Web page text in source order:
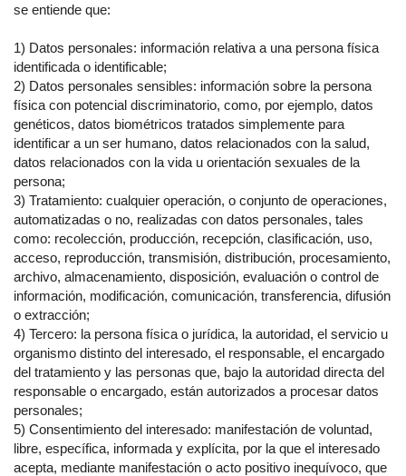
se entiende que:
1) Datos personales: información relativa a una persona física
identificada o identificable;
2) Datos personales sensibles: información sobre la persona
física con potencial discriminatorio, como, por ejemplo, datos
genéticos, datos biométricos tratados simplemente para
identificar a un ser humano, datos relacionados con la salud,
datos relacionados con la vida u orientación sexuales de la
persona;
3) Tratamiento: cualquier operación, o conjunto de operaciones,
automatizadas o no, realizadas con datos personales, tales
como: recolección, producción, recepción, clasificación, uso,
acceso, reproducción, transmisión, distribución, procesamiento,
archivo, almacenamiento, disposición, evaluación o control de
información, modificación, comunicación, transferencia, difusión
o extracción;
4) Tercero: la persona física o jurídica, la autoridad, el servicio u
organismo distinto del interesado, el responsable, el encargado
del tratamiento y las personas que, bajo la autoridad directa del
responsable o encargado, están autorizados a procesar datos
personales;
5) Consentimiento del interesado: manifestación de voluntad,
libre, específica, informada y explícita, por la que el interesado
acepta, mediante manifestación o acto positivo inequívoco, que